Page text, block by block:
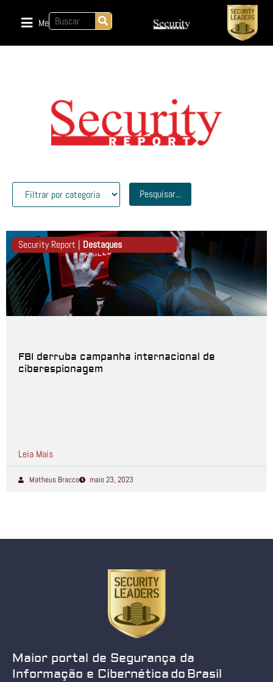
Menu
Pesquisar...
Security Report | Destaques
FBI derruba campanha internacional de
ciberespionagem
Leia Mais
Matheus Bracco maio 23, 2023
Maior portal de Segurança da
Informação e Cibernética do Brasil